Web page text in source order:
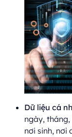
Dữ liệu cá
ngày,
nơi sinh, nơi